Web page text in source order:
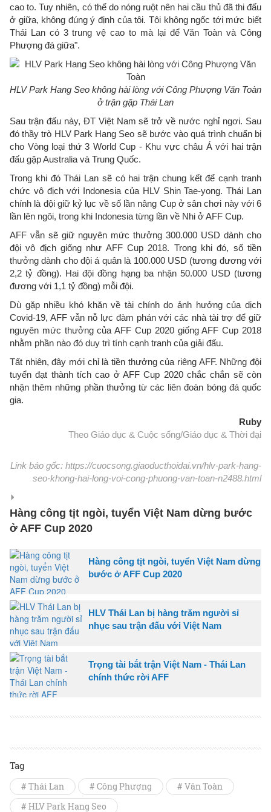
cao to. Tuy nhiên, có thể do nóng ruột nên hai cầu thủ đã thi đấu
ở giữa, không đúng ý định của tôi. Tôi không ngốc tới mức biết
Thái Lan có 3 trung vệ cao to mà lại để Văn Toàn và Công
Phượng đá giữa".
HLV Park Hang Seo không hài lòng với Công Phượng Văn Toàn
ở trận gặp Thái Lan
Sau trận đấu này, ĐT Việt Nam sẽ trở về nước nghỉ ngơi. Sau
đó thầy trò HLV Park Hang Seo sẽ bước vào quá trình chuẩn bị
cho Vòng loại thứ 3 World Cup - Khu vực châu Á với hai trận
đấu gặp Australia và Trung Quốc.
Trong khi đó Thái Lan sẽ có hai trận chung kết để cạnh tranh
chức vô địch với Indonesia của HLV Shin Tae-yong. Thái Lan
chính là đội giữ kỷ lục về số lần nâng Cup ở sân chơi này với 6
lần lên ngôi, trong khi Indonesia từng lần về Nhi ở AFF Cup.
AFF vẫn sẽ giữ nguyên mức thưởng 300.000 USD dành cho
đội vô địch giống như AFF Cup 2018. Trong khi đó, số tiền
thưởng dành cho đội á quân là 100.000 USD (tương đương với
2,2 tỷ đồng). Hai đội đồng hạng ba nhận 50.000 USD (tương
đương với 1,1 tỷ đồng) mỗi đội.
Dù gặp nhiều khó khăn về tài chính do ảnh hưởng của dịch
Covid-19, AFF vẫn nỗ lực đàm phán với các nhà tài trợ để giữ
nguyên mức thưởng của AFF Cup 2020 giống AFF Cup 2018
nhằm phần nào đó duy trì tính cạnh tranh của giải đấu.
Tất nhiên, đây mới chỉ là tiền thưởng của riêng AFF. Những đội
tuyển đạt thành tích cao ở AFF Cup 2020 chắc chắn sẽ còn
nhận thêm những phần thưởng từ các liên đoàn bóng đá quốc
gia.
Ruby
Theo Giáo dục & Cuộc sống/Giáo dục & Thời đại
Link báo gốc: https://cuocsong.giaoducthoidai.vn/hlv-park-hang-
seo-khong-hai-long-voi-cong-phuong-van-toan-n2488.html
Hàng công tịt ngòi, tuyển Việt Nam dừng bước
ở AFF Cup 2020
Hàng công tịt ngòi, tuyển Việt Nam dừng
bước ở AFF Cup 2020
HLV Thái Lan bị hàng trăm người sỉ
nhục sau trận đấu với Việt Nam
Trọng tài bắt trận Việt Nam - Thái Lan
chính thức rời AFF
Tag
# Thái Lan # Công Phượng
# Văn Toàn
# HLV Park Hang Seo